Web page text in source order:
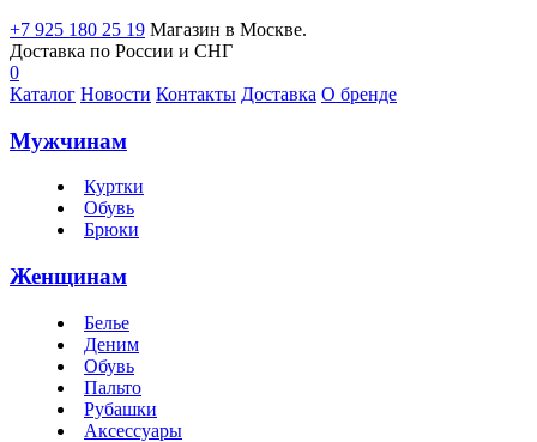
+7 925 180 25 19 Магазин в Москве.
Доставка по России и СНГ
0
Каталог Новости Контакты Доставка О бренде
Мужчинам
Куртки
Обувь
Брюки
Женщинам
Белье
Деним
Обувь
Пальто
Рубашки
Аксессуары